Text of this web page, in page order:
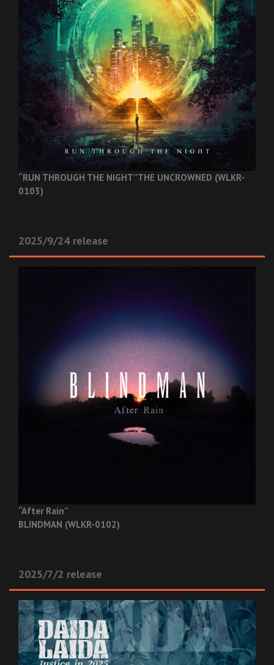
“RUN THROUGH THE NIGHT”THE UNCROWNED (WLKR-
0103)
2025/9/24 release
“After Rain”
BLINDMAN (WLKR-0102)
2025/7/2 release